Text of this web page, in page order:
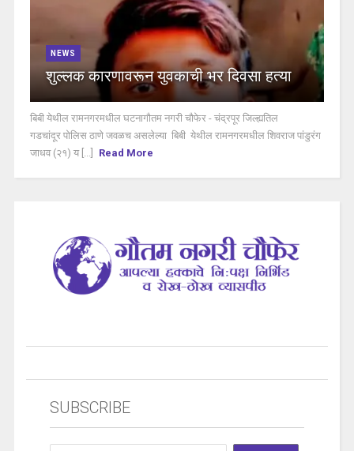
NEWS
शुल्लक कारणावरून युवकाची भर दिवसा हत्या
बिबी येथील रामनगरमधील घटनागौतम नगरी चौफेर - चंद्रपूर जिल्ह्यतिल
गडचांदूर पोलिस ठाणे जवळच असलेल्या बिबी येथील रामनगरमधील शिवराज पांडुरंग
जाधव (२१) य [...]
Read More
SUBSCRIBE